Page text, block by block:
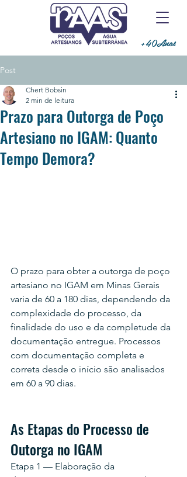
+40Anos
Post
Prazo para Outorga de Poço
Artesiano no IGAM: Quanto
Tempo Demora?
Chert Bobsin
2 min de leitura
O prazo para obter a outorga de poço
artesiano no IGAM em Minas Gerais
varia de 60 a 180 dias, dependendo da
complexidade do processo, da
finalidade do uso e da completude da
documentação entregue. Processos
com documentação completa e
correta desde o início são analisados
em 60 a 90 dias.
As Etapas do Processo de
Outorga no IGAM
Etapa 1 — Elaboração da